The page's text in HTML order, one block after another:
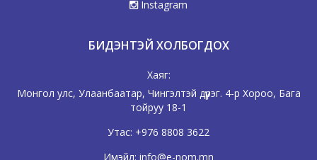
Instagram
БИДЭНТЭЙ ХОЛБОГДОХ
Хаяг:
Монгол улс, Улаанбаатар, Чингэлтэй дүүрэг. 4-р Хороо, Бага
тойруу 18-1
Утас: +976 8808 3622
Имэйл: info@e-nom.mn